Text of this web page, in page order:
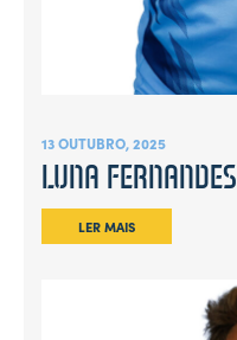
13 OUTUBRO, 2025
LUNA FERNANDES
LER MAIS